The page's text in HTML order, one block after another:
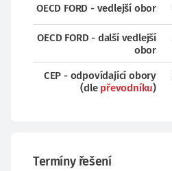
OECD FORD - vedlejší obor
OECD FORD - další vedlejší
obor
CEP - odpovídající obory
(dle převodníku)
Termíny řešení